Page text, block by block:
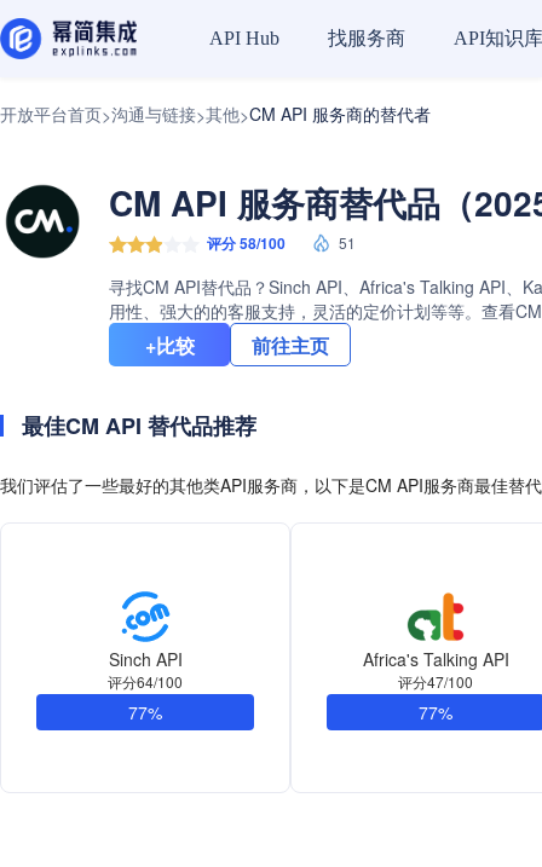
API Hub 找服务商 API知识库
开放平台首页>沟通与链接>其他>CM API 服务商的替代者
CM API 服务商替代品（
评分 58/100 51
寻找CM API替代品？Sinch API、Africa's Talking API、
用性、强大的的客服支持，灵活的定价计划等等。查看
+比较 前往主页
最佳CM API 替代品推荐
我们评估了一些最好的其他类API服务商，以下是CM API服务商最佳替
Sinch API
评分64/100
77%
Africa's Talking API
评分47/100
77%